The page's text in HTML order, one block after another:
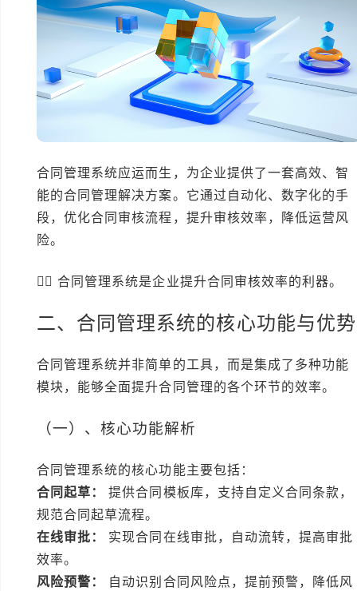
合同管理系统应运而生，为企业提供了一套高效、智
能的合同管理解决方案。它通过自动化、数字化的手
段，优化合同审核流程，提升审核效率，降低运营风
险。
👍🏻 合同管理系统是企业提升合同审核效率的利器。
二、合同管理系统的核心功能与优势
合同管理系统并非简单的工具，而是集成了多种功能
模块，能够全面提升合同管理的各个环节的效率。
（一）、核心功能解析
合同管理系统的核心功能主要包括：
合同起草：
提供合同模板库，支持自定义合同条款，
规范合同起草流程。
在线审批：
实现合同在线审批，自动流转，提高审批
效率。
风险预警：
自动识别合同风险点，提前预警，降低风